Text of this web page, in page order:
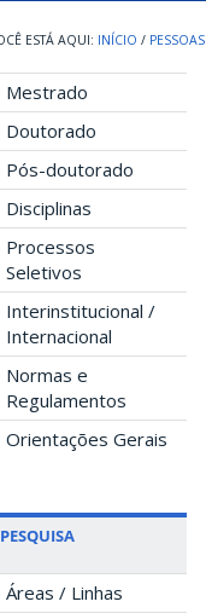
INÍCIO / PESSOAS
Mestrado
Doutorado
Pós-doutorado
Disciplinas
Processos
Seletivos
Interinstitucional /
Internacional
Normas e
Regulamentos
Orientações Gerais
PESQUISA
Áreas / Linhas